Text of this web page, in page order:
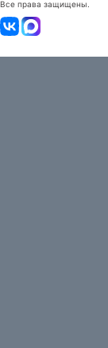
Все права защищены.